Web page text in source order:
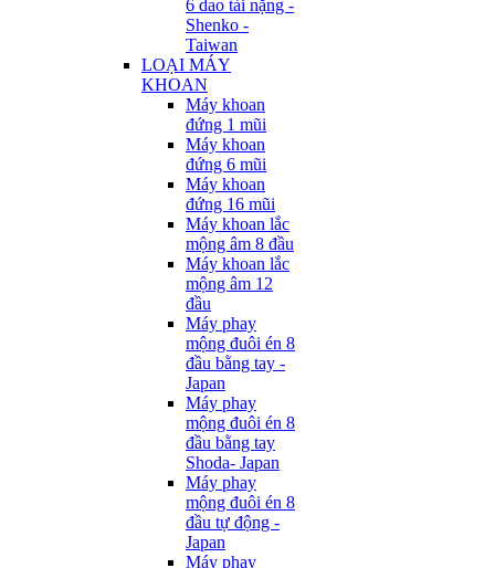
6 dao tải nặng -
Shenko -
Taiwan
LOẠI MÁY
KHOAN
Máy khoan
đứng 1 mũi
Máy khoan
đứng 6 mũi
Máy khoan
đứng 16 mũi
Máy khoan lắc
mộng âm 8 đầu
Máy khoan lắc
mộng âm 12
đầu
Máy phay
mộng đuôi én 8
đầu bằng tay -
Japan
Máy phay
mộng đuôi én 8
đầu bằng tay
Shoda- Japan
Máy phay
mộng đuôi én 8
đầu tự động -
Japan
Máy phay